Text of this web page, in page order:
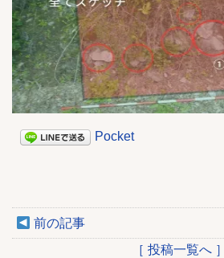
Pocket
前の記事
［ 投稿一覧へ ］